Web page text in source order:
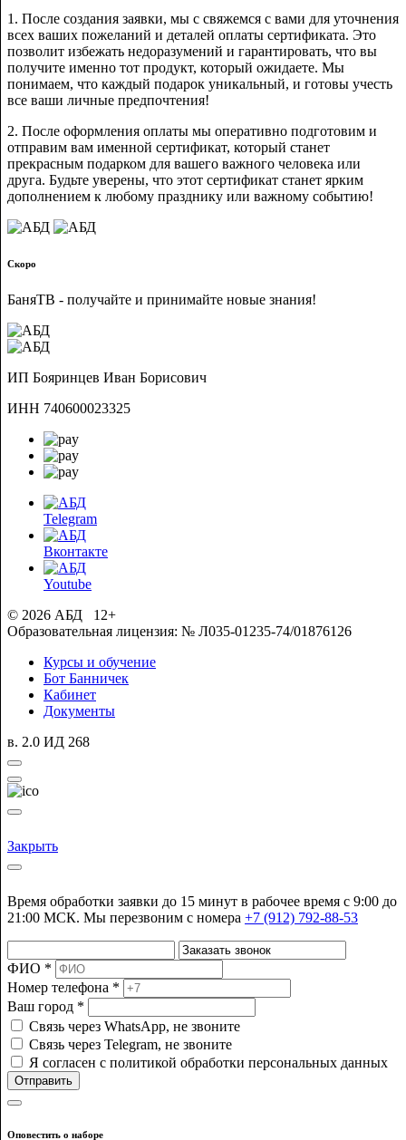
1. После создания заявки, мы с свяжемся с вами для уточнения
всех ваших пожеланий и деталей оплаты сертификата. Это
позволит избежать недоразумений и гарантировать, что вы
получите именно тот продукт, который ожидаете. Мы
понимаем, что каждый подарок уникальный, и готовы учесть
все ваши личные предпочтения!
2. После оформления оплаты мы оперативно подготовим и
отправим вам именной сертификат, который станет
прекрасным подарком для вашего важного человека или
друга. Будьте уверены, что этот сертификат станет ярким
дополнением к любому празднику или важному событию!
Скоро
БаняТВ - получайте и принимайте новые знания!
ИП Бояринцев Иван Борисович
ИНН 740600023325
Telegram
Вконтакте
Youtube
© 2026 АБД 12+
Образовательная лицензия: № Л035-01235-74/01876126
Курсы и обучение
Бот Банничек
Кабинет
Документы
в. 2.0 ИД 268
Закрыть
Время обработки заявки до 15 минут в рабочее время c 9:00 до
21:00 МСК. Мы перезвоним с номера +7 (912) 792-88-53
ФИО *
Номер телефона *
Ваш город *
Cвязь через WhatsApp, не звоните
Cвязь через Telegram, не звоните
Я согласен с политикой обработки персональных данных
Отправить
Оповестить о наборе